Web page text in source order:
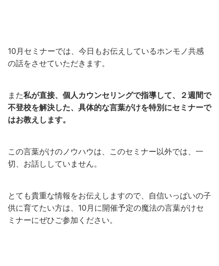
10月セミナーでは、今日もお伝えしているホンモノ共感
の話をさせていただきます。
また私が直接、個人カウンセリングで指導して、２週間で
不登校を解決した、具体的な言葉がけを特別にセミナーで
はお教えします。
この言葉がけのノウハウは、このセミナー以外では、一
切、お話ししていません。
とても貴重な情報をお伝えしますので、自信いっぱいの子
供に育てたい方は、10月に開催予定の魔法の言葉がけセ
ミナーにぜひご参加ください。